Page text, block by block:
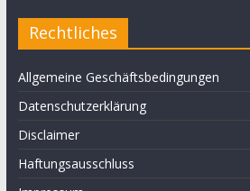
Rechtliches
Allgemeine Geschäftsbedingungen
Datenschutzerklärung
Disclaimer
Haftungsausschluss